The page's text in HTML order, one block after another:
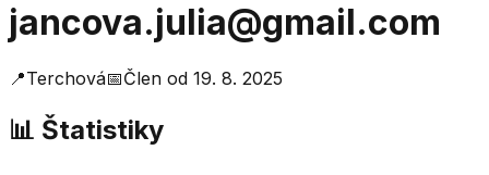
jancova.julia@gmail.com
📍Terchová📅Člen od 19. 8. 2025
📊 Štatistiky